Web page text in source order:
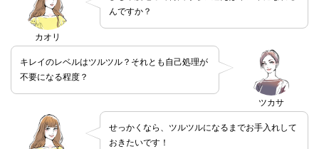
カオリ
んですか？
ツカサ
キレイのレベルはツルツル？それとも自己処理が
不要になる程度？
せっかくなら、ツルツルになるまでお手入れして
おきたいです！